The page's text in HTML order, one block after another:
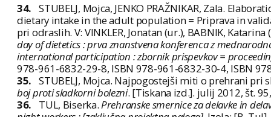
34. STUBELJ, Mojca, JENKO PRAŽNIKAR, Zala.
dietary intake in the adult population = Priprava in
pri odraslih. V: VINKLER, Jonatan (ur.), BABNIK, Katarina
day of dietetics : prva znanstvena konferenca z
international participation : zbornik prispevkov =
978-961-6832-29-8, ISBN 978-961-6832-30-4, ISBN
35. STUBELJ, Mojca. Najpogostejši miti o prehrani pri
boj proti sladkorni bolezni. [Tiskana izd.]. julij 2012, št.
36.
TUL, Biserka.Prehranske smernice za delavke in